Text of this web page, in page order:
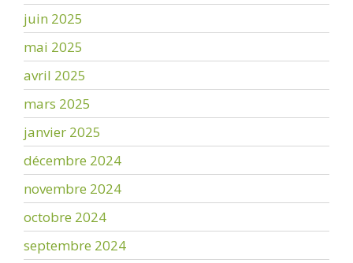
juin 2025
mai 2025
avril 2025
mars 2025
janvier 2025
décembre 2024
novembre 2024
octobre 2024
septembre 2024